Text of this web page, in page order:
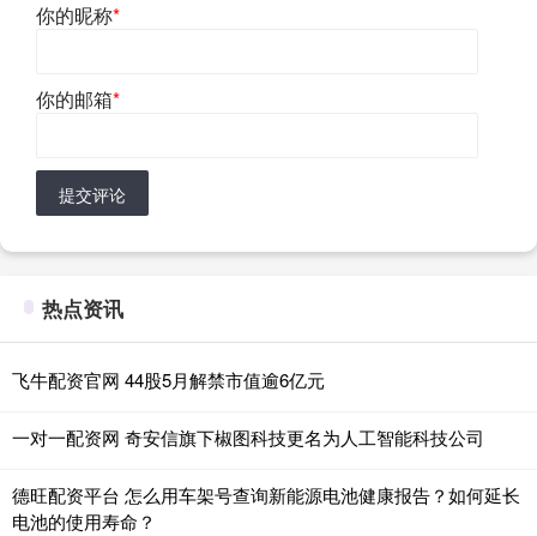
你的昵称*
你的邮箱*
提交评论
热点资讯
飞牛配资官网 44股5月解禁市值逾6亿元
一对一配资网 奇安信旗下椒图科技更名为人工智能科技公司
德旺配资平台 怎么用车架号查询新能源电池健康报告？如何延长
电池的使用寿命？